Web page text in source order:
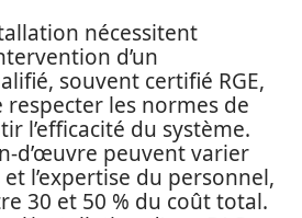
nécessitent
d’un
souvent certifié RGE,
respecter les normes de
l’efficacité du système.
d’œuvre peuvent varier
l’expertise du personnel,
30 et 50 % du coût total.